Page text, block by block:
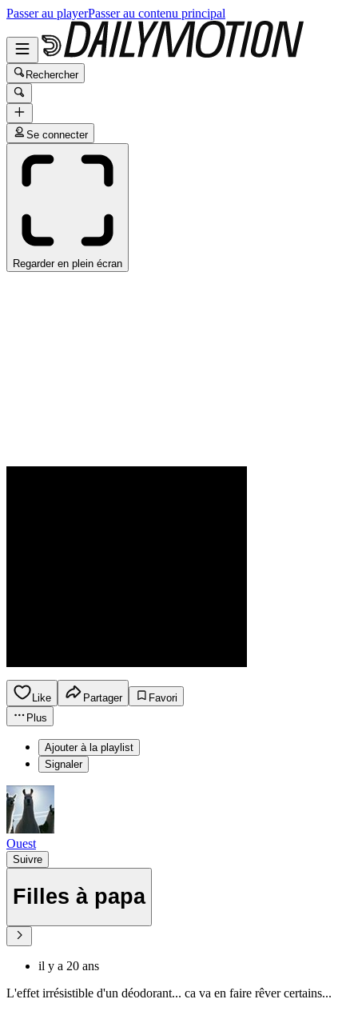
Passer au playerPasser au contenu principal
Rechercher
Se connecter
Regarder en plein écran
Like Partager
Favori
Plus
Ajouter à la playlist
Signaler
Ouest
Suivre
Filles à papa
il y a 20 ans
L'effet irrésistible d'un déodorant... ca va en faire rêver certains...